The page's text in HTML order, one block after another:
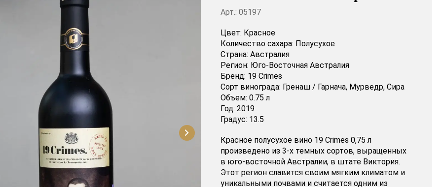
Арт.: 05197
Цвет: Красное
Количество сахара: Полусухое
Страна: Австралия
Регион: Юго-Восточная Австралия
Бренд: 19 Crimes
Сорт винограда: Гренаш / Гарнача, Мурведр, Сира
Объем: 0.75 л
Год: 2019
Градус: 13.5
Красное полусухое вино 19 Crimes 0,75 л
произведено из 3-х темных сортов, выращенных
в юго-восточной Австралии, в штате Виктория.
Этот регион славится своим мягким климатом и
уникальными почвами и считается одним из